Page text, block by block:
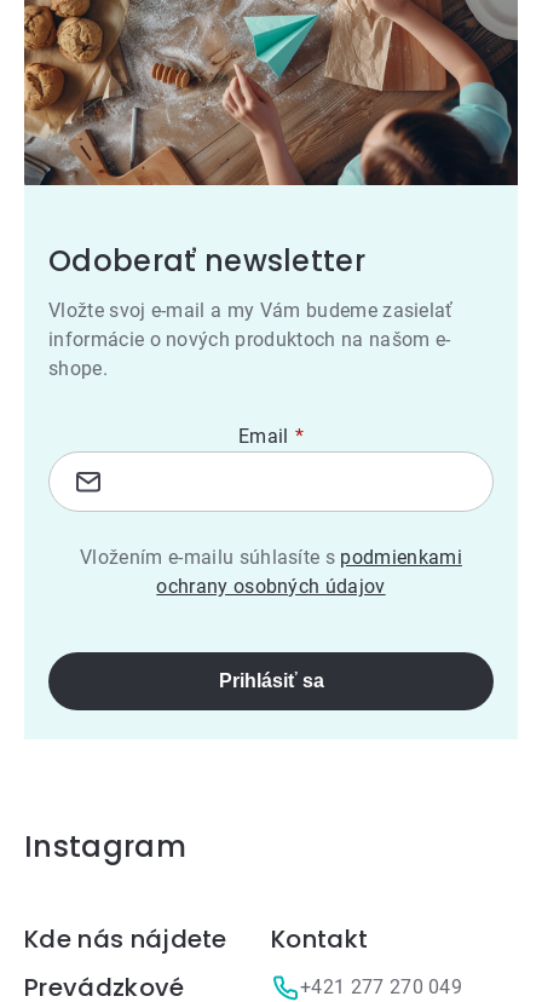
Odoberať newsletter
Vložte svoj e-mail a my Vám budeme zasielať
informácie o nových produktoch na našom e-
shope.
Email
Vložením e-mailu súhlasíte s podmienkami
ochrany osobných údajov
Prihlásiť sa
Instagram
Zápätie
Kde nás nájdete
Prevádzkové
Kontakt
+421 277 270 049